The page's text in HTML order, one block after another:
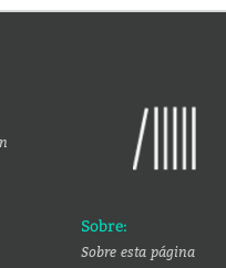
Sobre:
Sobre esta página